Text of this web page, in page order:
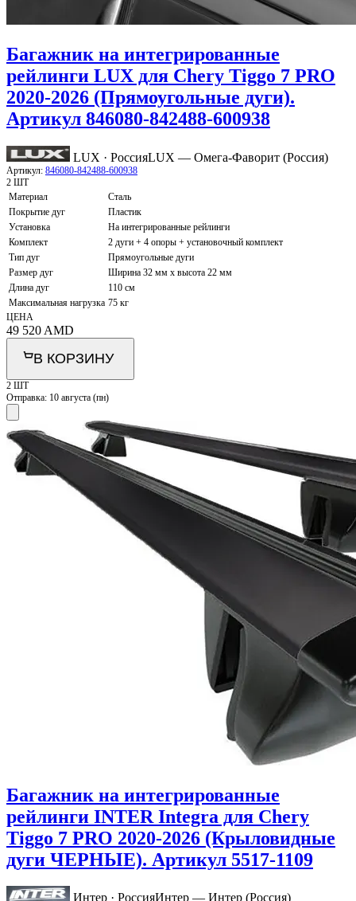
Багажник на интегрированные
рейлинги LUX для Chery Tiggo 7 PRO
2020-2026 (Прямоугольные дуги).
Артикул 846080-842488-600938
LUX · РоссияLUX — Омега-Фаворит (Россия)
Артикул: 846080-842488-600938
2 ШТ
Материал
Сталь
Покрытие дуг
Пластик
Установка
На интегрированные рейлинги
Комплект
2 дуги + 4 опоры + установочный комплект
Тип дуг
Прямоугольные дуги
Размер дуг
Ширина 32 мм х высота 22 мм
Длина дуг
110 см
Максимальная нагрузка 75 кг
ЦЕНА
49 520 AMD
В КОРЗИНУ
2 ШТ
Отправка: 10 августа (пн)
Багажник на интегрированные
рейлинги INTER Integra для Chery
Tiggo 7 PRO 2020-2026 (Крыловидные
дуги ЧЕРНЫЕ). Артикул 5517-1109
Интер · РоссияИнтер — Интер (Россия)